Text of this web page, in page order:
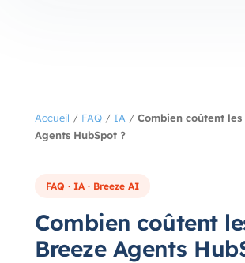
Accueil / FAQ / IA / Combien coûtent les
Agents HubSpot ?
FAQ · IA · Breeze AI
Combien coûtent
Breeze Agents